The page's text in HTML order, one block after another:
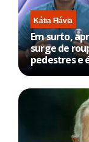
Kátia Flávia
Em surto,
surge de
pedestres e